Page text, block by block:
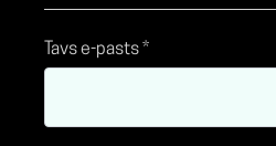
Tavs e-pasts *